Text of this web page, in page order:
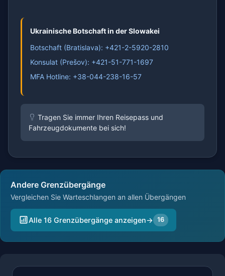
Ukrainische Botschaft in der Slowakei
Botschaft (Bratislava): +421-2-5920-2810
Konsulat (Prešov): +421-51-771-1697
MFA Hotline: +38-044-238-16-57
Tragen Sie immer Ihren Reisepass und
Fahrzeugdokumente bei sich!
Andere Grenzübergänge
Vergleichen Sie Warteschlangen an allen Übergängen
Alle 16 Grenzübergänge anzeigen→ 16